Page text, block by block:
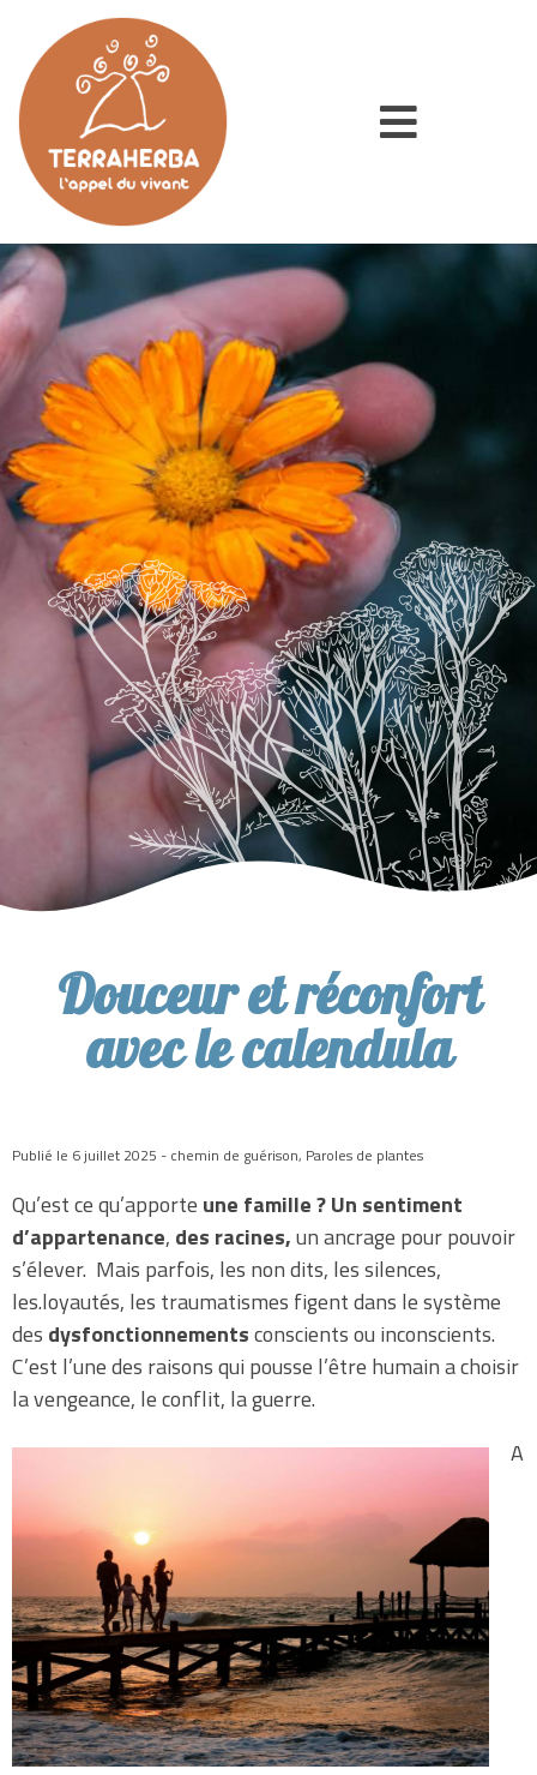
Douceur et réconfort
avec le calendula
Publié le 6 juillet 2025 - chemin de guérison, Paroles de plantes
Qu’est ce qu’apporte une famille ? Un sentiment
d’appartenance, des racines,un ancrage pour pouvoir
s’élever. Mais parfois, les non dits, les silences,
les.loyautés, les traumatismes figent dans le système
des dysfonctionnementsconscients ou inconscients.
C’est l’une des raisons qui pousse l’être humain a choisir
la vengeance, le conflit, la guerre.
A